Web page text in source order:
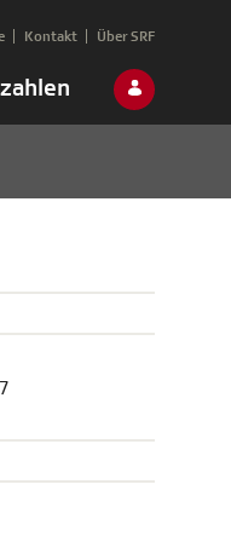
Kontakt Über SRF